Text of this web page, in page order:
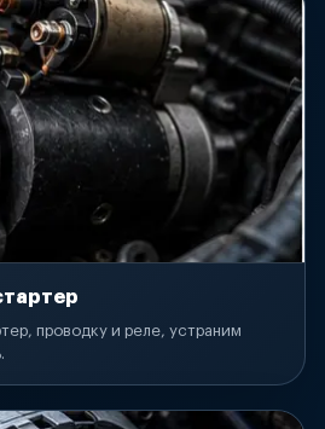
проводку и реле, устраним